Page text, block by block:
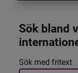
Sök bland
Filtrera
Det här
Sök med fritext